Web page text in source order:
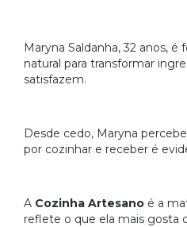
Maryna Saldanha, 32 anos,
natural para transformar
satisfazem.
Desde cedo, Maryna
por cozinhar e receber é
A Cozinha Artesano é a
reflete o que ela mais gosta